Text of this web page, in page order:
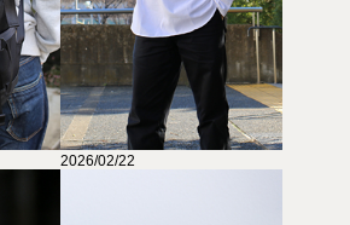
2026/02/22